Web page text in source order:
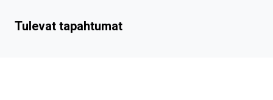
Tulevat tapahtumat